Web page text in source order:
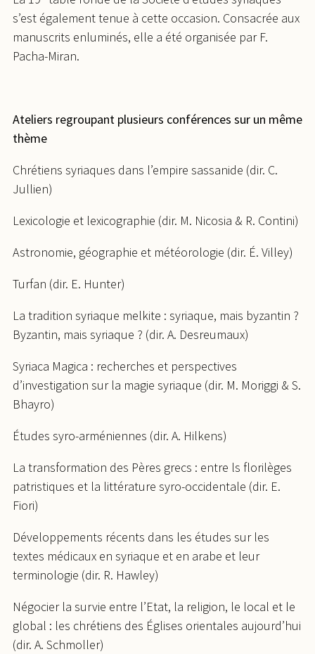
s’est également tenue à cette occasion. Consacrée aux
manuscrits enluminés, elle a été organisée par F.
Pacha-Miran.
Ateliers regroupant plusieurs conférences sur un même
thème
Chrétiens syriaques dans l’empire sassanide (dir. C.
Jullien)
Lexicologie et lexicographie (dir. M. Nicosia & R. Contini)
Astronomie, géographie et météorologie (dir. É. Villey)
Turfan (dir. E. Hunter)
La tradition syriaque melkite : syriaque, mais byzantin ?
Byzantin, mais syriaque ? (dir. A. Desreumaux)
Syriaca Magica : recherches et perspectives
d’investigation sur la magie syriaque (dir. M. Moriggi & S.
Bhayro)
Études syro-arméniennes (dir. A. Hilkens)
La transformation des Pères grecs : entre ls florilèges
patristiques et la littérature syro-occidentale (dir. E.
Fiori)
Développements récents dans les études sur les
textes médicaux en syriaque et en arabe et leur
terminologie (dir. R. Hawley)
Négocier la survie entre l’Etat, la religion, le local et le
global : les chrétiens des Églises orientales aujourd’hui
(dir. A. Schmoller)